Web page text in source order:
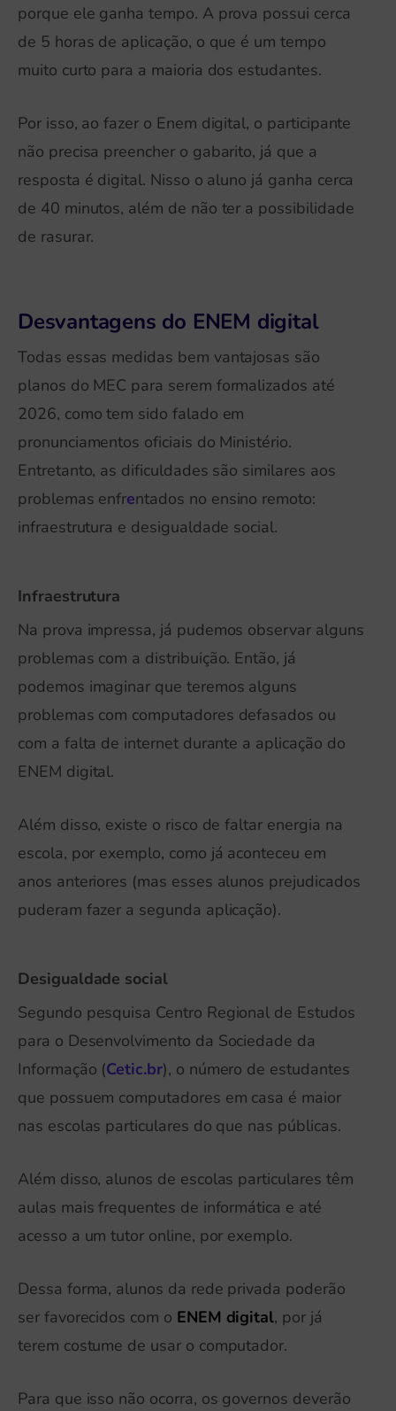
porque ele ganha tempo. A prova possui cerca
de 5 horas de aplicação, o que é um tempo
muito curto para a maioria dos estudantes.
Por isso, ao fazer o Enem digital, o participante
não precisa preencher o gabarito, já que a
resposta é digital. Nisso o aluno já ganha cerca
de 40 minutos, além de não ter a possibilidade
de rasurar.
Desvantagens do ENEM digital
Todas essas medidas bem vantajosas são
planos do MEC para serem formalizados até
2026, como tem sido falado em
pronunciamentos oficiais do Ministério.
Entretanto, as dificuldades são similares aos
problemas enfrentados no ensino remoto:
infraestrutura e desigualdade social.
Infraestrutura
Na prova impressa, já pudemos observar alguns
problemas com a distribuição. Então, já
podemos imaginar que teremos alguns
problemas com computadores defasados ou
com a falta de internet durante a aplicação do
ENEM digital.
Além disso, existe o risco de faltar energia na
escola, por exemplo, como já aconteceu em
anos anteriores (mas esses alunos prejudicados
puderam fazer a segunda aplicação).
Desigualdade social
Segundo pesquisa Centro Regional de Estudos
para o Desenvolvimento da Sociedade da
Informação (Cetic.br), o número de estudantes
que possuem computadores em casa é maior
nas escolas particulares do que nas públicas.
Além disso, alunos de escolas particulares têm
aulas mais frequentes de informática e até
acesso a um tutor online, por exemplo.
Dessa forma, alunos da rede privada poderão
ser favorecidos com o ENEM digital, por já
terem costume de usar o computador.
Para que isso não ocorra, os governos deverão